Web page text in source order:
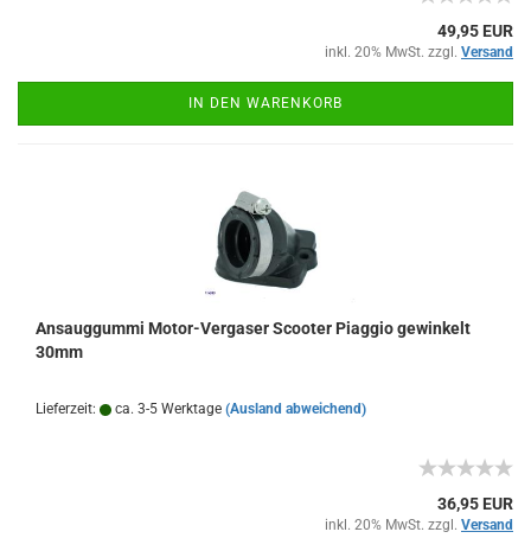
49,95 EUR
inkl. 20% MwSt. zzgl. Versand
IN DEN WARENKORB
Ansauggummi Motor-Vergaser Scooter Piaggio gewinkelt
30mm
Lieferzeit: ca. 3-5 Werktage (Ausland abweichend)
36,95 EUR
inkl. 20% MwSt. zzgl. Versand